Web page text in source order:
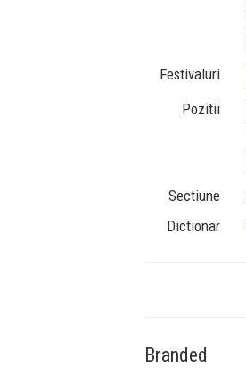
Festivaluri
Pozitii
Sectiune
Dictionar
Branded